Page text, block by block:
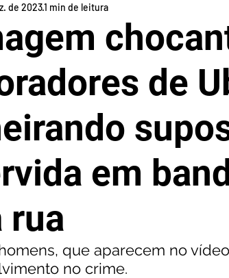
de
em
rua
de 20231 min de leitura
que aparecem no
no crime.